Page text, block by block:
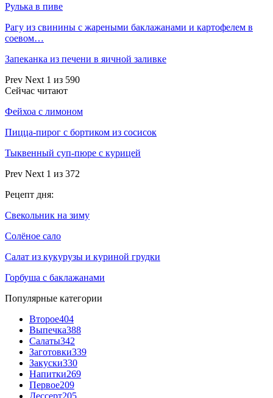
Рулька в пиве
Рагу из свинины с жареными баклажанами и картофелем в
соевом…
Запеканка из печени в яичной заливке
Prev Next 1 из 590
Сейчас читают
Фейхоа с лимоном
Пицца-пирог с бортиком из сосисок
Тыквенный суп-пюре с курицей
Prev Next 1 из 372
Рецепт дня:
Свекольник на зиму
Солёное сало
Салат из кукурузы и куриной грудки
Горбуша с баклажанами
Популярные категории
Второе404
Выпечка388
Салаты342
Заготовки339
Закуски330
Напитки269
Первое209
Дессерт205